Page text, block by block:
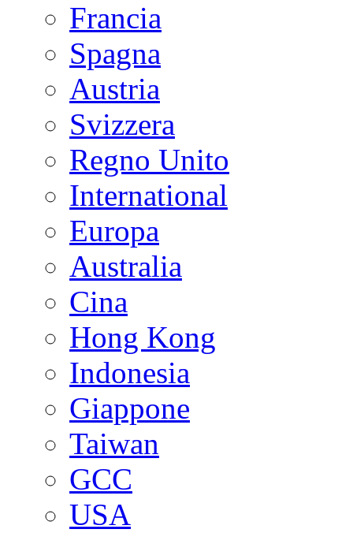
Francia
Spagna
Austria
Svizzera
Regno Unito
International
Europa
Australia
Cina
Hong Kong
Indonesia
Giappone
Taiwan
GCC
USA